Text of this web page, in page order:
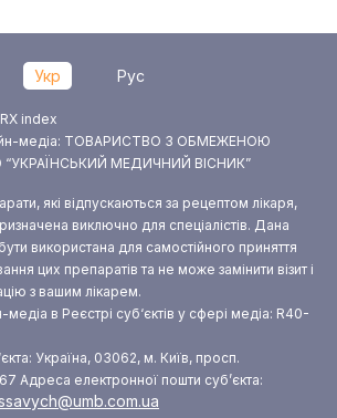
Укр Рус
index
медіа: ТОВАРИСТВО З ОБМЕЖЕНОЮ
МЕДИЧНИЙ ВІСНИК”
які відпускаються за рецептом лікаря,
виключно для спеціалістів. Дана
використана для самостійного приняття
цих препаратів та не може замінити візит і
з вашим лікарем.
медіа в Реєстрі суб‘єктів у сфері медіа: R40-
Україна, 03062, м. Київ, просп.
Адреса електронної пошти суб’єкта: